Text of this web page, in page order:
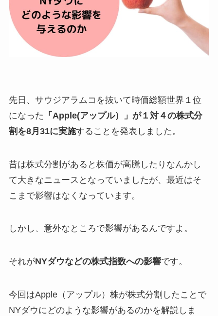
先日、サウジアラムコを抜いて時価総額世界１位
になった 「Apple(アップル）」が１対４の株式分
割を8月31に実施することを発表しました。
昔は株式分割があると株価が高騰したりなんかし
て大きなニュースとなっていましたが、最近はそ
こまで影響はなくなっています。
しかし、意外なところで影響があるんですよ。
それがNYダウなどの株式指数への影響です。
今回はApple（アップル）株が株式分割したことで
NYダウにどのような影響があるのかを解説しま